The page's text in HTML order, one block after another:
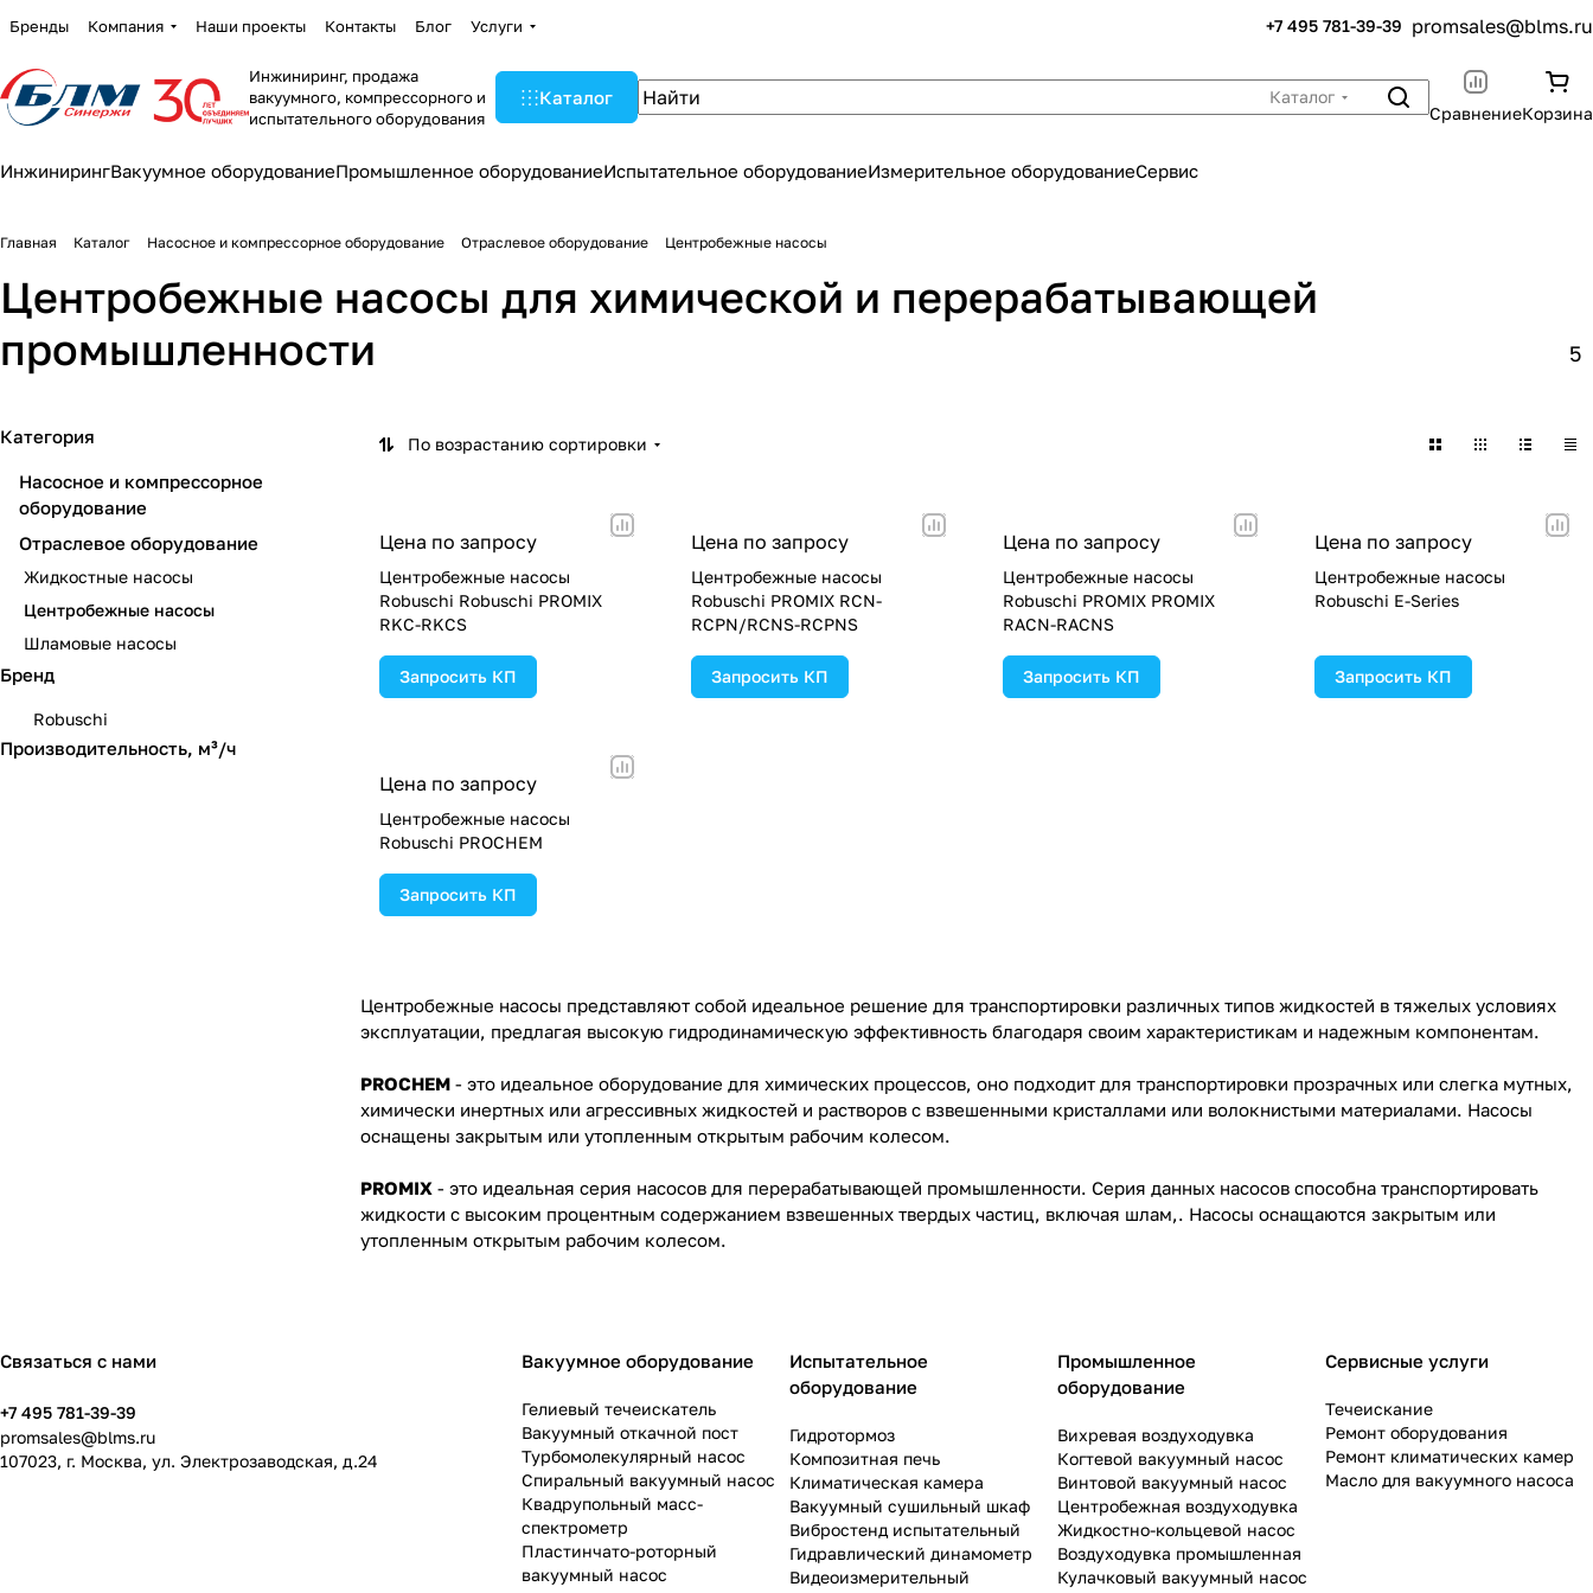
Бренды Компания Наши проекты Контакты Блог Услуги +7 495 781-39-39 promsales@blms.ru
Инжиниринг, продажа
вакуумного, компрессорного и
испытательного оборудования
Каталог
Каталог
СравнениеКорзина
ИнжинирингВакуумное оборудованиеПромышленное оборудованиеИспытательное оборудованиеИзмерительное оборудованиеСервис
Главная Каталог Насосное и компрессорное оборудование Отраслевое оборудование Центробежные насосы
Центробежные насосы для химической и перерабатывающей
промышленности
5
По возрастанию сортировки
Цена по запросу
Центробежные насосы
Robuschi Robuschi PROMIX
RKC-RKCS
Запросить КП
Цена по запросу
Центробежные насосы
Robuschi PROMIX RCN-
RCPN/RCNS-RCPNS
Запросить КП
Цена по запросу
Центробежные насосы
Robuschi PROMIX PROMIX
RACN-RACNS
Запросить КП
Цена по запросу
Центробежные насосы
Robuschi E-Series
Запросить КП
Цена по запросу
Центробежные насосы
Robuschi PROCHEM
Запросить КП
Центробежные насосы представляют собой идеальное решение для транспортировки различных типов жидкостей в тяжелых условиях
эксплуатации, предлагая высокую гидродинамическую эффективность благодаря своим характеристикам и надежным компонентам.
PROCHEM - это идеальное оборудование для химических процессов, оно подходит для транспортировки прозрачных или слегка мутных,
химически инертных или агрессивных жидкостей и растворов с взвешенными кристаллами или волокнистыми материалами. Насосы
оснащены закрытым или утопленным открытым рабочим колесом.
PROMIX - это идеальная серия насосов для перерабатывающей промышленности. Серия данных насосов способна транспортировать
жидкости с высоким процентным содержанием взвешенных твердых частиц, включая шлам,. Насосы оснащаются закрытым или
утопленным открытым рабочим колесом.
Категория
Насосное и компрессорное
оборудование
Отраслевое оборудование
Жидкостные насосы
Центробежные насосы
Шламовые насосы
Бренд
Robuschi
Производительность, м³/ч
Связаться с нами
+7 495 781-39-39
promsales@blms.ru
107023, г. Москва, ул. Электрозаводская, д.24
Вакуумное оборудование
Гелиевый течеискатель
Вакуумный откачной пост
Турбомолекулярный насос
Спиральный вакуумный насос
Квадрупольный масс-
спектрометр
Пластинчато-роторный
вакуумный насос
Испытательное
оборудование
Гидротормоз
Композитная печь
Климатическая камера
Вакуумный сушильный шкаф
Вибростенд испытательный
Гидравлический динамометр
Видеоизмерительный
Промышленное
оборудование
Вихревая воздуходувка
Когтевой вакуумный насос
Винтовой вакуумный насос
Центробежная воздуходувка
Жидкостно-кольцевой насос
Воздуходувка промышленная
Кулачковый вакуумный насос
Сервисные услуги
Течеискание
Ремонт оборудования
Ремонт климатических камер
Масло для вакуумного насоса